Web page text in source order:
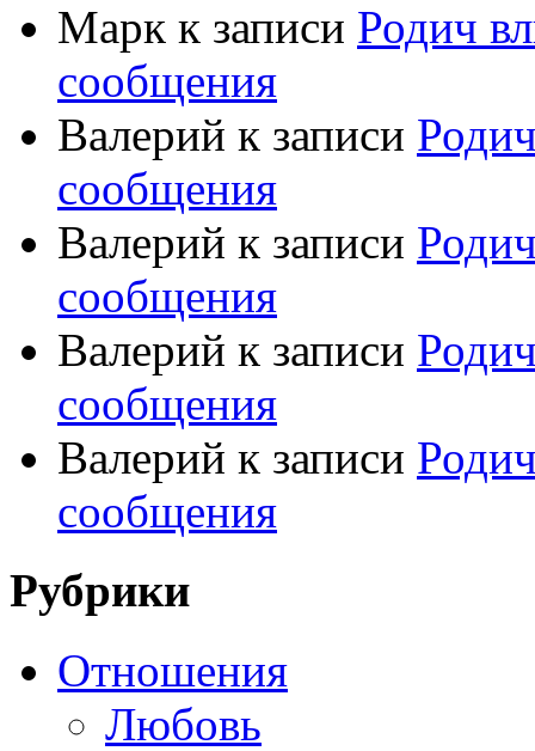
Марк к записи Родич
сообщения
Валерий к записи
сообщения
Валерий к записи
сообщения
Валерий к записи
сообщения
Валерий к записи
сообщения
Рубрики
Отношения
Любовь